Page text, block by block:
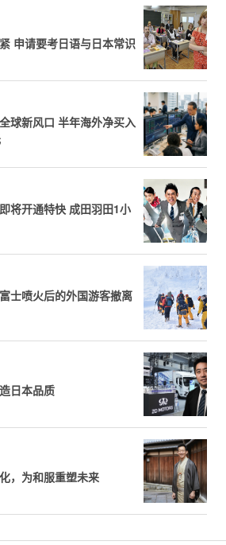
申请要考日语与日本常识
球新风口 半年海外净买入
将开通特快 成田羽田1小
士喷火后的外国游客撤离
日本品质
，为和服重塑未来